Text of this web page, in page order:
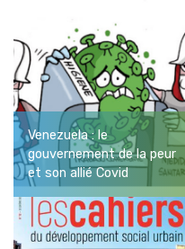
Venezuela : le
gouvernement de la peur
et son allié Covid